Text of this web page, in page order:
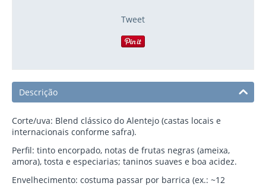
Tweet
Descrição
Corte/uva: Blend clássico do Alentejo (castas locais e
internacionais conforme safra).
Perfil: tinto encorpado, notas de frutas negras (ameixa,
amora), tosta e especiarias; taninos suaves e boa acidez.
Envelhecimento: costuma passar por barrica (ex.: ~12